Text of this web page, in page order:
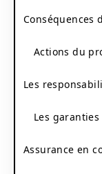
Conséquences
Actions du
Les
Les
Assurance en